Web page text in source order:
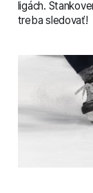
ligách.
treba sledovať!